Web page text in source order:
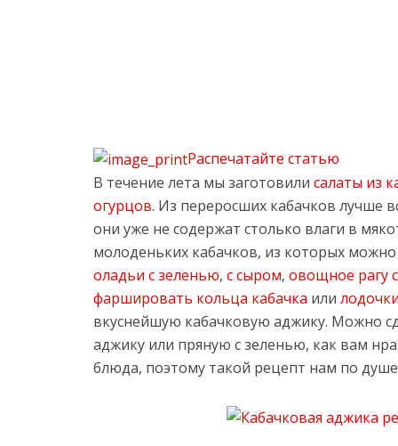
Распечатайте статью
В течение лета мы заготовили салаты из
огурцов. Из переросших кабачков лучше
они уже не содержат столько влаги в
молоденьких кабачков, из которых
оладьи с зеленью, с сыром, овощное рагу
фаршировать кольца кабачка или
вкуснейшую кабачковую аджику. Можно
аджику или пряную с зеленью, как вам
блюда, поэтому такой рецепт нам по